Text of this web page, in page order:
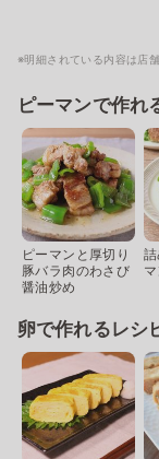
※明細されている内容は店
ピーマンで作れ
ピーマンと厚切り
豚バラ肉のわさび
醤油炒め
卵で作れるレシ